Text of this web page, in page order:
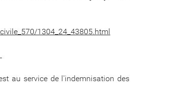
1304_24_43805.html
au service de l'indemnisation des